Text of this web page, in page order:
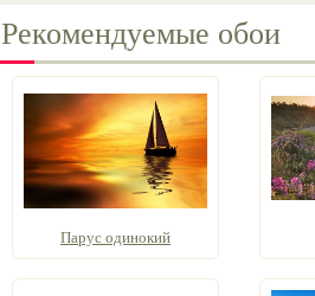
Рекомендуемые обои
Парус одинокий